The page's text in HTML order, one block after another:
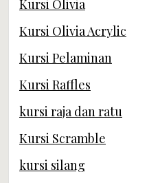
Kursi Olivia
Kursi Olivia Acrylic
Kursi Pelaminan
Kursi Raffles
kursi raja dan ratu
Kursi Scramble
kursi silang